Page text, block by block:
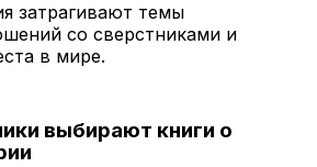
затрагивают темы
со сверстниками и
в мире.
выбирают книги о